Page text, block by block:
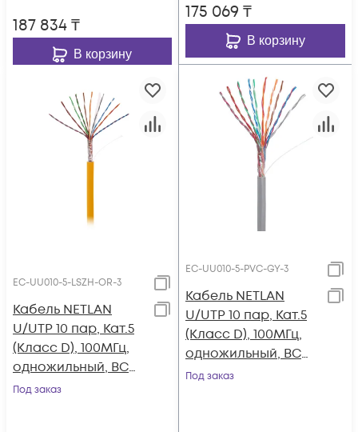
187 834₸
В корзину
175 069 ₸
В корзину
EC-UU010-5-LSZH-OR-3
Кабель NETLAN
U/UTP 10 пар, Кат.5
(Класс D), 100МГц,
одножильный, BC
(чистая медь),
Под заказ
EC-UU010-5-PVC-GY-3
Кабель NETLAN
U/UTP 10 пар, Кат.5
(Класс D), 100МГц,
одножильный, BC
(чистая медь),
Под заказ